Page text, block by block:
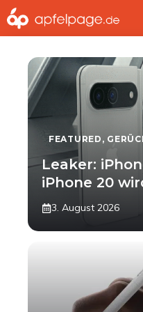
Zum
Inhalt
FEATURED ,
Leaker:
iPhone 20
3. August 2026